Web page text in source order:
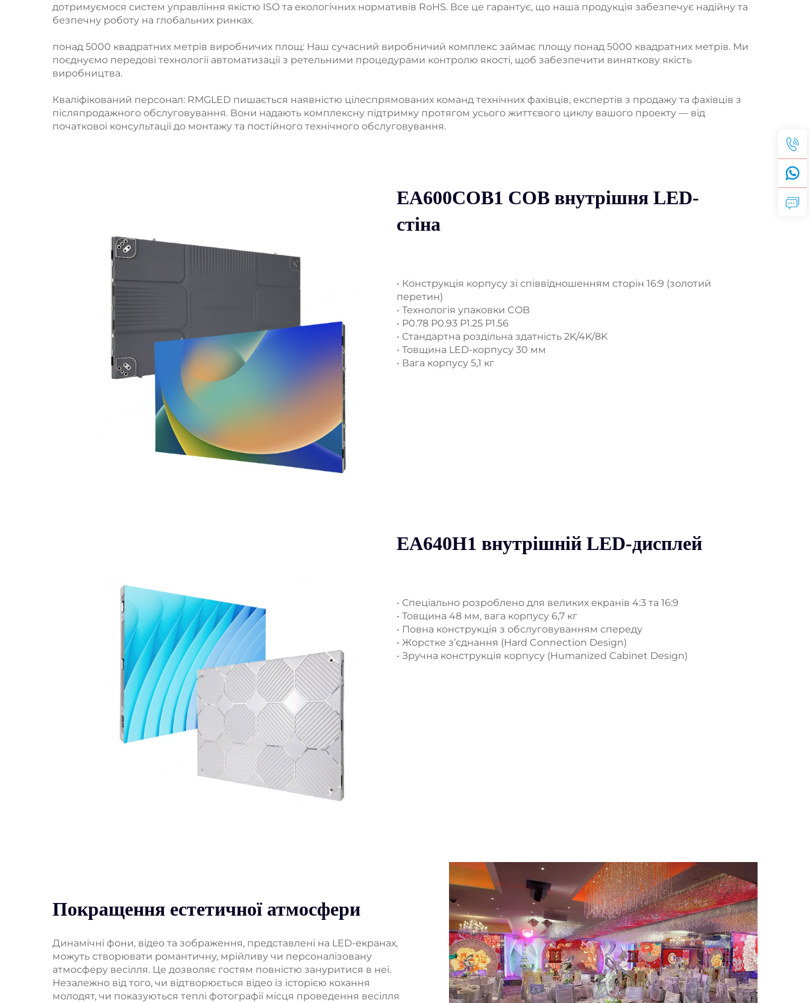
дотримуємося систем управління якістю ISO та екологічних нормативів RoHS. Все це гарантує, що наша продукція забезпечує надійну та
безпечну роботу на глобальних ринках.
понад 5000 квадратних метрів виробничих площ: Наш сучасний виробничий комплекс займає площу понад 5000 квадратних метрів. Ми
поєднуємо передові технології автоматизації з ретельними процедурами контролю якості, щоб забезпечити виняткову якість
виробництва.
Кваліфікований персонал: RMGLED пишається наявністю цілеспрямованих команд технічних фахівців, експертів з продажу та фахівців з
післяпродажного обслуговування. Вони надають комплексну підтримку протягом усього життєвого циклу вашого проекту — від
початкової консультації до монтажу та постійного технічного обслуговування.
EA600COB1 COB внутрішня LED-
стіна
• Конструкція корпусу зі співвідношенням сторін 16:9 (золотий
перетин)
• Технологія упаковки COB
• P0.78 P0.93 P1.25 P1.56
• Стандартна роздільна здатність 2K/4K/8K
• Товщина LED-корпусу 30 мм
• Вага корпусу 5,1 кг
EA640H1 внутрішній LED-дисплей
• Спеціально розроблено для великих екранів 4:3 та 16:9
• Товщина 48 мм, вага корпусу 6,7 кг
• Повна конструкція з обслуговуванням спереду
• Жорстке з’єднання (Hard Connection Design)
• Зручна конструкція корпусу (Humanized Cabinet Design)
Покращення естетичної атмосфери
Динамічні фони, відео та зображення, представлені на LED-екранах,
можуть створювати романтичну, мрійливу чи персоналізовану
атмосферу весілля. Це дозволяє гостям повністю зануритися в неї.
Незалежно від того, чи відтворюється відео із історією кохання
молодят, чи показуються теплі фотографії місця проведення весілля